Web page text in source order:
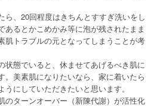
ら、20回程度はきちんとすすぎ洗いをし
あるとかこめかみ等に泡が残されたまま
肌トラブルの元となってしまうことが考
状態でいると、休ませてあげるべき肌に
。美素肌になりたいなら、家に着いたら
にしていただきたいと思います。
のターンオーバー（新陳代謝）が活性化